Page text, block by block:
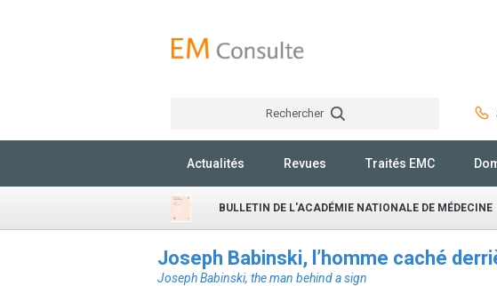
Rechercher
Actualités Revues Traités EMC
BULLETIN DE L'ACADÉMIE NATIONALE DE MÉDECINE
Joseph Babinski, l’homme caché
Joseph Babinski, the man behind a sign